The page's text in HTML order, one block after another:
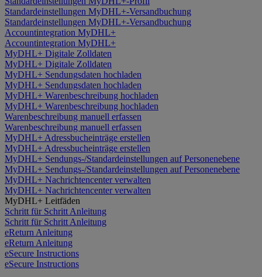
Standardeinstellungen MyDHL+-Versandbuchung
Standardeinstellungen MyDHL+-Versandbuchung
Accountintegration MyDHL+
Accountintegration MyDHL+
MyDHL+ Digitale Zolldaten
MyDHL+ Digitale Zolldaten
MyDHL+ Sendungsdaten hochladen
MyDHL+ Sendungsdaten hochladen
MyDHL+ Warenbeschreibung hochladen
MyDHL+ Warenbeschreibung hochladen
Warenbeschreibung manuell erfassen
Warenbeschreibung manuell erfassen
MyDHL+ Adressbucheinträge erstellen
MyDHL+ Adressbucheinträge erstellen
MyDHL+ Sendungs-/Standardeinstellungen auf Personenebene
MyDHL+ Sendungs-/Standardeinstellungen auf Personenebene
MyDHL+ Nachrichtencenter verwalten
MyDHL+ Nachrichtencenter verwalten
MyDHL+ Leitfäden
Schritt für Schritt Anleitung
Schritt für Schritt Anleitung
eReturn Anleitung
eReturn Anleitung
eSecure Instructions
eSecure Instructions